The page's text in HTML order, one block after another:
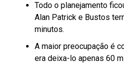
Todo o planejamento
Alan Patrick e Bustos
minutos.
A maior preocupação é
era deixa-lo apenas 60